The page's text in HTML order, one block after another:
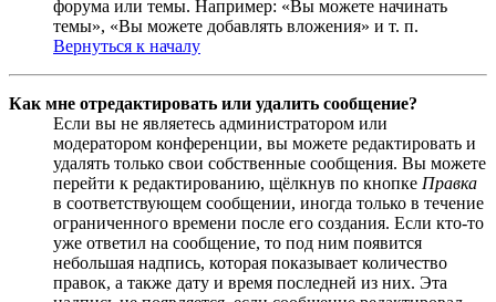
форума или темы. Например: «Вы можете начинать
темы», «Вы можете добавлять вложения» и т. п.
Вернуться к началу
Как мне отредактировать или удалить сообщение?
Если вы не являетесь администратором или
модератором конференции, вы можете редактировать и
удалять только свои собственные сообщения. Вы можете
перейти к редактированию, щёлкнув по кнопке Правка
в соответствующем сообщении, иногда только в течение
ограниченного времени после его создания. Если кто-то
уже ответил на сообщение, то под ним появится
небольшая надпись, которая показывает количество
правок, а также дату и время последней из них. Эта